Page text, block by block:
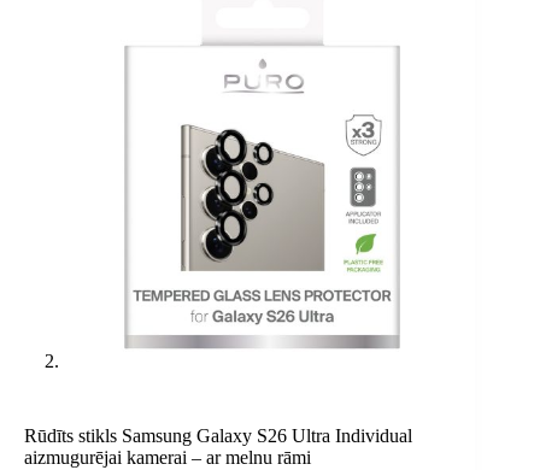
Rūdīts stikls Samsung Galaxy S26 Ultra Individual
aizmugurējai kamerai – ar melnu rāmi